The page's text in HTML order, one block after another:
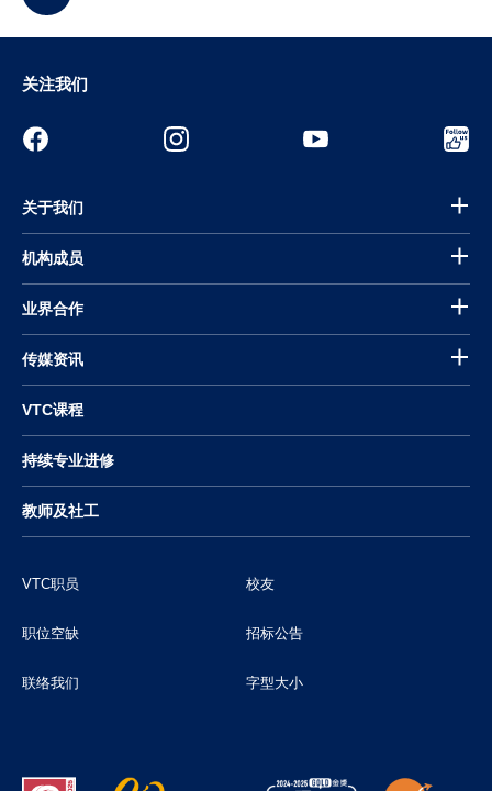
关注我们
关于我们
机构成员
业界合作
传媒资讯
VTC课程
持续专业进修
教师及社工
VTC职员 校友
职位空缺 招标公告
联络我们 字型大小